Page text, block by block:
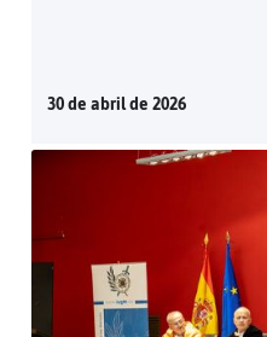
30 de abril de 2026